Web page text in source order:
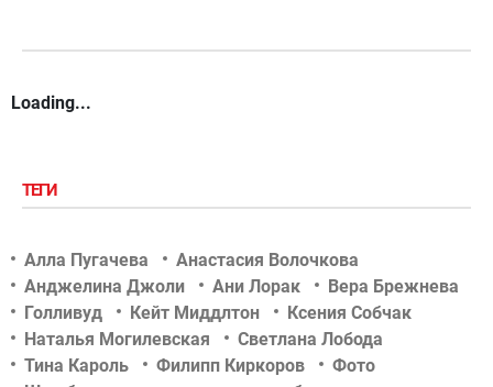
Loading...
ТЕГИ
Алла Пугачева
Анастасия Волочкова
Анджелина Джоли
Ани Лорак
Вера Брежнева
Голливуд
Кейт Миддлтон
Ксения Собчак
Наталья Могилевская
Светлана Лобода
Тина Кароль
Филипп Киркоров
Фото